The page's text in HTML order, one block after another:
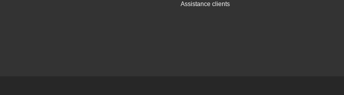
Assistance clients